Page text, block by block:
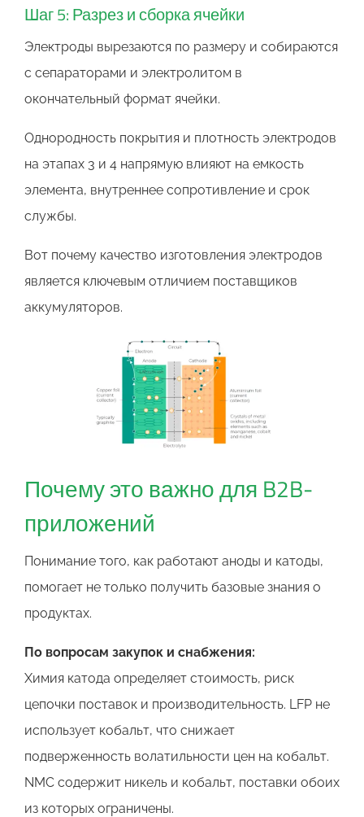
Шаг 5: Разрез и сборка ячейки
Электроды вырезаются по размеру и собираются
с сепараторами и электролитом в
окончательный формат ячейки.
Однородность покрытия и плотность электродов
на этапах 3 и 4 напрямую влияют на емкость
элемента, внутреннее сопротивление и срок
службы.
Вот почему качество изготовления электродов
является ключевым отличием поставщиков
аккумуляторов.
Почему это важно для B2B-
приложений
Понимание того, как работают аноды и катоды,
помогает не только получить базовые знания о
продуктах.
По вопросам закупок и снабжения:
Химия катода определяет стоимость, риск
цепочки поставок и производительность. LFP не
использует кобальт, что снижает
подверженность волатильности цен на кобальт.
NMC содержит никель и кобальт, поставки обоих
из которых ограничены.